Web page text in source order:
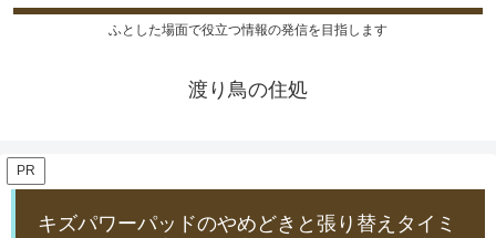
ふとした場面で役立つ情報の発信を目指します
渡り鳥の住処
PR
キズパワーパッドのやめどきと張り替えタイミ